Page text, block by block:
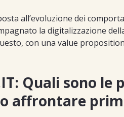
all’evoluzione dei
la digitalizzazione
con una value
Quali sono
affrontare